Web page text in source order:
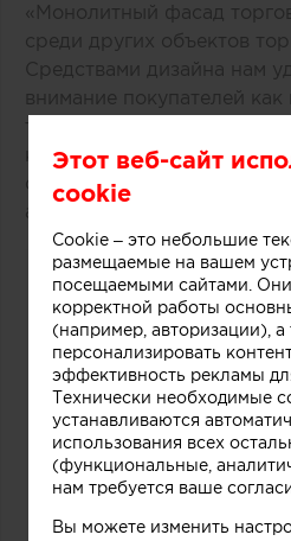
«Монолитный фасад
среди других объектов
Средствами дизайна нам
внимание покупателей как
так и на
которого перемешивание
орехов и ароматических
авторы этого небольшого
Этот веб-сайт
cookie
Cookie – это небольшие
размещаемые на вашем
посещаемыми сайтами.
корректной работы
(например, авторизации),
персонализировать
эффективность рекламы
Технически необходимые
устанавливаются
использования всех
(функциональные,
нам требуется ваше
Вы можете изменить